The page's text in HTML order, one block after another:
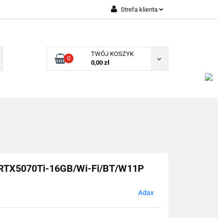
Strefa klienta
Zarejestruj się
Dodaj zgłoszenie
0
TWÓJ KOSZYK
0,00 zł
16GB/Wi-Fi/BT/W11P
Adax